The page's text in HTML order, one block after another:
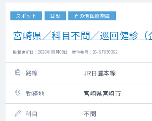
スポット 日勤 その他医療施設
宮崎県／科目不問／巡回健診（
掲載更新日 : 2026年08月05日 案件番号 : 26-SF650362
路線 JR日豊本線
勤務地 宮崎県宮崎市
科目 不問